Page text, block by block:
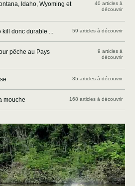
Idaho, Wyoming et
40 articles à
découvrir
kill donc durable ... 59 articles à découvrir
pêche au Pays
9 articles à
découvrir
35 articles à découvrir
mouche 168 articles à découvrir